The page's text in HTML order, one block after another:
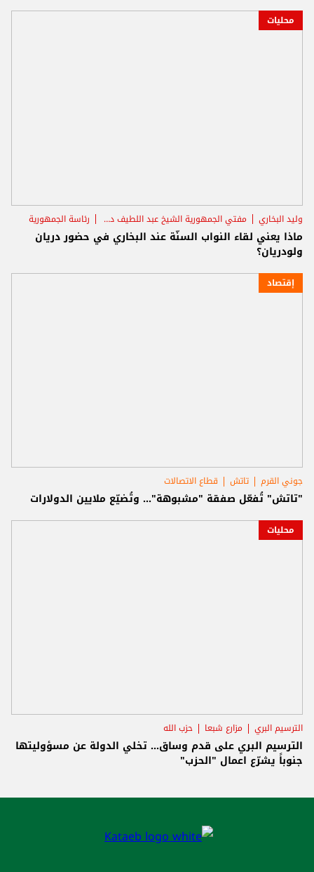
محليات
وليد البخاري مفتي الجمهورية الشيخ عبد اللطيف دريان رئاسة الجمهورية
ماذا يعني لقاء النواب السنّة عند البخاري في حضور دريان
ولودريان؟
إقتصاد
جوني القرم تاتش قطاع الاتصالات
"تاتش" تُفعّل صفقة "مشبوهة"... وتُضيّع ملايين الدولارات
محليات
الترسيم البري مزارع شبعا حزب الله
الترسيم البري على قدم وساق... تخلي الدولة عن مسؤوليتها
جنوباً يشرّع اعمال "الحزب"